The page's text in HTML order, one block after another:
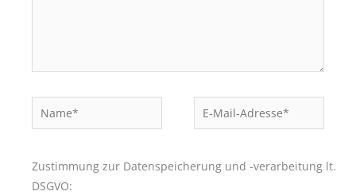
Name*
Mail-
Zustimmung zur Datenspeicherung und -verarbeitung lt.
DSGVO: